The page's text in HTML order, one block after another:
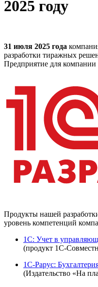
2025 году
31 июля 2025 года
разработки тиражных
Предприятие для
Продукты нашей
уровень компетенций
1С: Учет в
(продукт 1С-
1С-Рарус:
(Издательство «На